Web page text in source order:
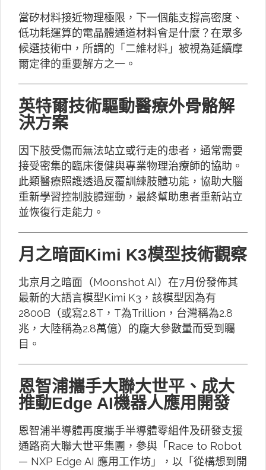
當矽材料接近物理極限，下一個能支撐高密度、
低功耗運算的電晶體通道材料會是什麼？在眾多
候選技術中，所謂的「二維材料」被視為延續摩
爾定律的重要解方之一。
英特爾技術驅動醫療外骨骼解
決方案
因下肢受傷而無法站立或行走的患者，通常需要
接受密集的臨床復健與專業物理治療師的協助。
此類醫療照護透過反覆訓練肢體功能，協助大腦
重新學習控制肢體運動，最終幫助患者重新站立
並恢復行走能力。
月之暗面Kimi K3模型技術觀察
北京月之暗面（Moonshot AI）在7月份發佈其
最新的大語言模型Kimi K3，該模型因為有
2800B（或寫2.8T，T為Trillion，台灣稱為2.8
兆，大陸稱為2.8萬億）的龐大參數量而受到矚
目。
恩智浦攜手大聯大世平、成大
推動Edge AI機器人應用開發
恩智浦半導體再度攜手半導體零組件及研發支援
通路商大聯大世平集團，參與「Race to Robot
— NXP Edge AI 應用工作坊」，以「從構想到開